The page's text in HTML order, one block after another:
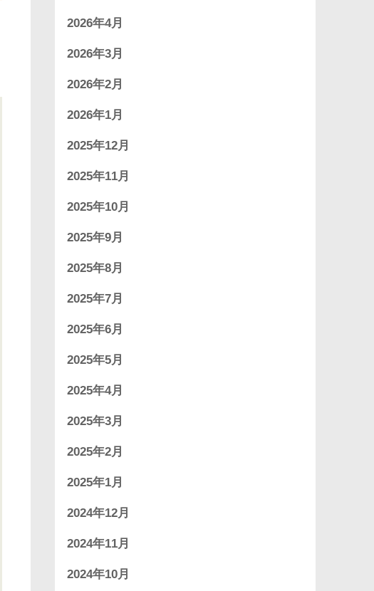
2026年4月
2026年3月
2026年2月
2026年1月
2025年12月
2025年11月
2025年10月
2025年9月
2025年8月
2025年7月
2025年6月
2025年5月
2025年4月
2025年3月
2025年2月
2025年1月
2024年12月
2024年11月
2024年10月